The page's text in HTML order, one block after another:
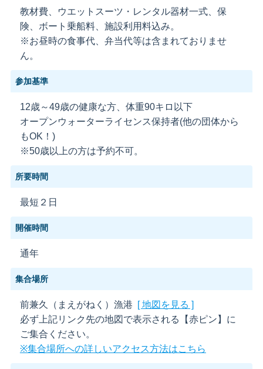
教材費、ウエットスーツ・レンタル器材一式、保
険、ボート乗船料、施設利用料込み。
※お昼時の食事代、弁当代等は含まれておりませ
ん。
参加基準
12歳～49歳の健康な方、体重90キロ以下
オープンウォーターライセンス保持者(他の団体から
もOK！)
※50歳以上の方は予約不可。
所要時間
最短２日
開催時間
通年
集合場所
前兼久（まえがねく）漁港
[ 地図を見る ]
必ず上記リンク先の地図で表示される【赤ピン】に
ご集合ください。
※集合場所への詳しいアクセス方法はこちら